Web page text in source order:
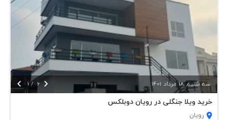
  سه شنبه, 18 مرداد 1401 6
/
1
خرید ویلا جنگلی در رویان دوبلکس
رویان